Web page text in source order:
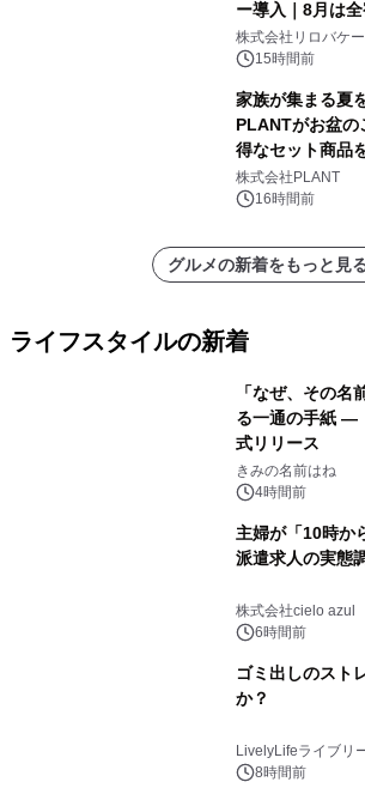
ー導入｜8月は
株式会社リロバケ
15時間前
家族が集まる夏
PLANTがお盆の
得なセット商品
株式会社PLANT
16時間前
グルメの新着をもっと見
ライフスタイルの新着
「なぜ、その名
る一通の手紙 ―
式リリース
きみの名前はね
4時間前
主婦が「10時か
派遣求人の実態
株式会社cielo azul
6時間前
ゴミ出しのスト
か？
LivelyLifeライブリ
8時間前